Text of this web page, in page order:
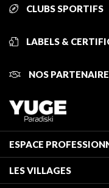
CLUBS SPORTIFS
LABELS &
NOS
ESPACE
Classement des meublés
LES VILLAGES